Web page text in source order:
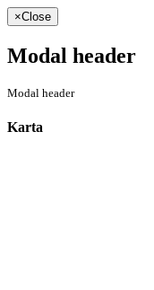
×Close
Modal header
Modal header
Karta